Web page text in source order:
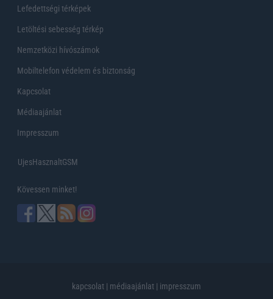
Lefedettségi térképek
Letöltési sebesség térkép
Nemzetközi hívószámok
Mobiltelefon védelem és biztonság
Kapcsolat
Médiaajánlat
Impresszum
UjesHasznaltGSM
Kövessen minket!
kapcsolat | médiaajánlat | impresszum